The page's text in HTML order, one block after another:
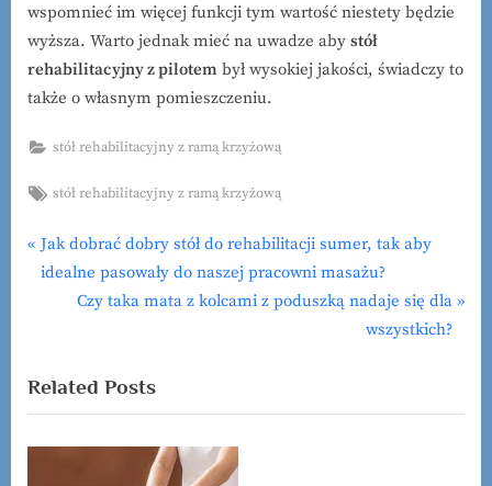
wspomnieć im więcej funkcji tym wartość niestety będzie
wyższa. Warto jednak mieć na uwadze aby stół
rehabilitacyjny z pilotem był wysokiej jakości, świadczy to
także o własnym pomieszczeniu.
stół rehabilitacyjny z ramą krzyżową
Tags:
stół rehabilitacyjny z ramą krzyżową
Nawigacja
wpisu
P
r
o
u
s
Jak dobrać dobry stół do rehabilitacji sumer, tak aby
idealne pasowały do naszej pracowni masażu?
N
t
P
o
Czy taka mata z kolcami z poduszką nadaje się dla
wszystkich?
Related Posts